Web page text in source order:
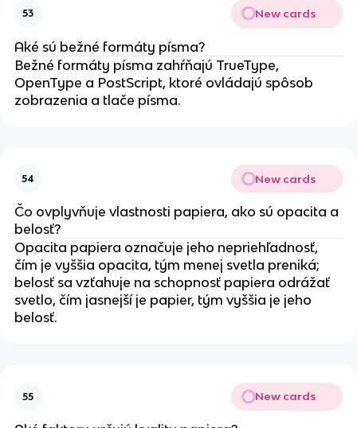
53 New cards
Aké sú bežné formáty písma?
Bežné formáty písma zahŕňajú TrueType,
OpenType a PostScript, ktoré ovládajú spôsob
zobrazenia a tlače písma.
54 New cards
Čo ovplyvňuje vlastnosti papiera, ako sú opacita a
belosť?
Opacita papiera označuje jeho nepriehľadnosť,
čím je vyššia opacita, tým menej svetla preniká;
belosť sa vzťahuje na schopnosť papiera odrážať
svetlo, čím jasnejší je papier, tým vyššia je jeho
belosť.
55 New cards